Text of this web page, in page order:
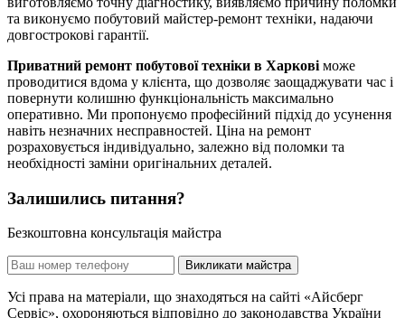
та виконуємо побутовий майстер-ремонт техніки, надаючи
довгострокові гарантії.
Приватний ремонт побутової техніки в Харкові може
проводитися вдома у клієнта, що дозволяє заощаджувати час і
повернути колишню функціональність максимально
оперативно. Ми пропонуємо професійний підхід до усунення
навіть незначних несправностей. Ціна на ремонт
розраховується індивідуально, залежно від поломки та
необхідності заміни оригінальних деталей.
Залишились питання?
Безкоштовна консультація майстра
Викликати майстра
Усі права на матеріали, що знаходяться на сайті «Айсберг
Сервіс», охороняються відповідно до законодавства України